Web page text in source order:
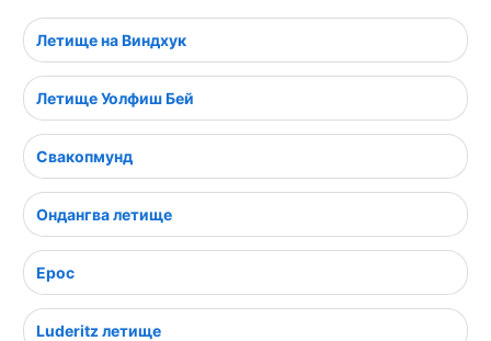
Летище на Виндхук
Летище Уолфиш Бей
Свакопмунд
Ондангва летище
Ерос
Luderitz летище